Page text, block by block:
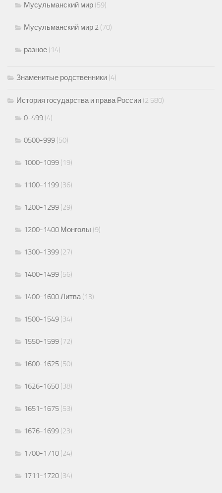
Мусульманский мир (59)
Мусульманский мир 2 (70)
разное (14)
Знаменитые родственники (4)
История государства и права России (2 580)
0-499 (4)
0500-999 (50)
1000-1099 (19)
1100-1199 (36)
1200-1299 (29)
1200-1400 Монголы (9)
1300-1399 (27)
1400-1499 (56)
1400-1600 Литва(13)
1500-1549 (34)
1550-1599 (72)
1600-1625 (50)
1626-1650 (38)
1651-1675 (53)
1676-1699 (23)
1700-1710 (24)
1711-1720 (34)